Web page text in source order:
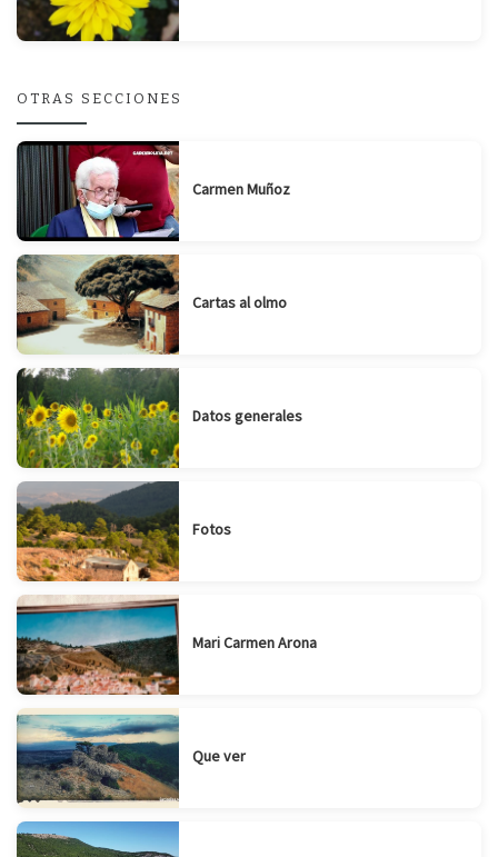
OTRAS SECCIONES
Carmen Muñoz
Cartas al olmo
Datos generales
Fotos
Mari Carmen Arona
Que ver